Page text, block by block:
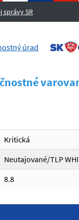
správy SR
Kritická
Neutajované/TLP
8.8